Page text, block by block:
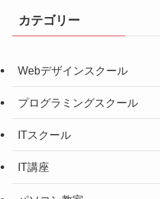
カテゴリー
Webデザインスクール
プログラミングスクール
ITスクール
IT講座